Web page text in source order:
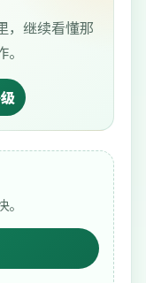
，继续看懂那